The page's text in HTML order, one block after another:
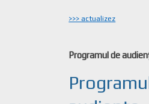
>>> actualizez
Programul de